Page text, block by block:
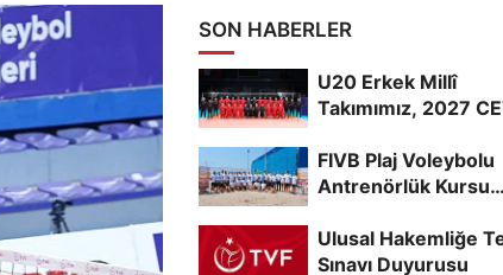
SON HABERLER
U20 Erkek Millî
Takımımız, 2027
Şampiyonası...
FIVB Plaj Voleybolu
Antrenörlük Kursu
Ulusal Hakemliğe
Sınavı Duyurusu